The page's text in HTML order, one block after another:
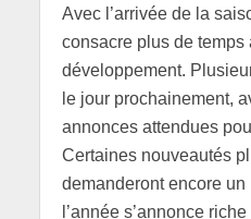
Avec l’arrivée de la
consacre plus de temps
développement.
le jour prochainement,
annonces attendues
Certaines nouveautés
demanderont encore
l’année s’annonce